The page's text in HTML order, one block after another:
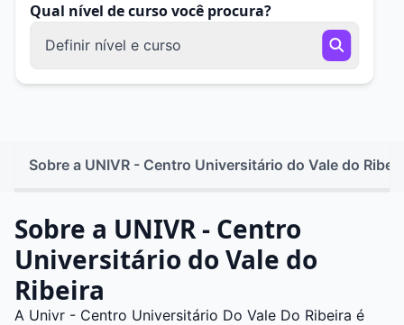
Qual nível de curso você procura?
Definir nível e curso
Sobre a UNIVR - Centro Universitário do Vale do
Sobre a UNIVR - Centro
Universitário do Vale do
Ribeira
A Univr - Centro Universitário Do Vale Do Ribeira é